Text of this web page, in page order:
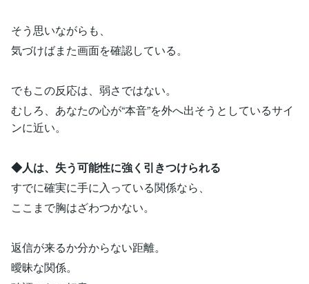
そう思いながらも、
気づけばまた画面を確認している。
でもこの反応は、弱さではない。
むしろ、あなたの心が“本音”を外へ出そうとしているサイ
ンに近い。
◆人は、失う可能性に強く引きつけられる
すでに確実に手に入っている関係なら、
ここまで胸はざわつかない。
返信が来るか分からない距離。
曖昧な関係。